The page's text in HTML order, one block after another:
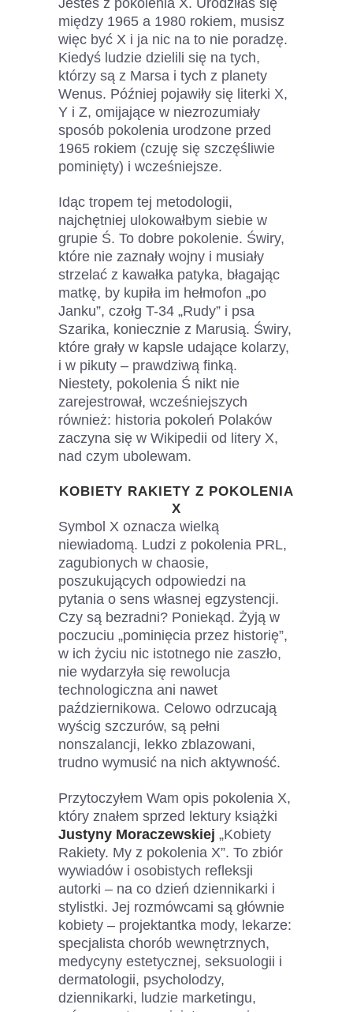
między 1965 a 1980 rokiem, musisz
więc być X i ja nic na to nie poradzę.
Kiedyś ludzie dzielili się na tych,
którzy są z Marsa i tych z planety
Wenus. Później pojawiły się literki X,
Y i Z, omijające w niezrozumiały
sposób pokolenia urodzone przed
1965 rokiem (czuję się szczęśliwie
pominięty) i wcześniejsze.
Idąc tropem tej metodologii,
najchętniej ulokowałbym siebie w
grupie Ś. To dobre pokolenie. Świry,
które nie zaznały wojny i musiały
strzelać z kawałka patyka, błagając
matkę, by kupiła im hełmofon „po
Janku”, czołg T-34 „Rudy” i psa
Szarika, koniecznie z Marusią. Świry,
które grały w kapsle udające kolarzy,
i w pikuty – prawdziwą finką.
Niestety, pokolenia Ś nikt nie
zarejestrował, wcześniejszych
również: historia pokoleń Polaków
zaczyna się w Wikipedii od litery X,
nad czym ubolewam.
KOBIETY RAKIETY Z POKOLENIA
X
Symbol X oznacza wielką
niewiadomą. Ludzi z pokolenia PRL,
zagubionych w chaosie,
poszukujących odpowiedzi na
pytania o sens własnej egzystencji.
Czy są bezradni? Poniekąd. Żyją w
poczuciu „pominięcia przez historię”,
w ich życiu nic istotnego nie zaszło,
nie wydarzyła się rewolucja
technologiczna ani nawet
październikowa. Celowo odrzucają
wyścig szczurów, są pełni
nonszalancji, lekko zblazowani,
trudno wymusić na nich aktywność.
Przytoczyłem Wam opis pokolenia X,
który znałem sprzed lektury książki
Justyny Moraczewskiej „Kobiety
Rakiety. My z pokolenia X”. To zbiór
wywiadów i osobistych refleksji
autorki – na co dzień dziennikarki i
stylistki. Jej rozmówcami są głównie
kobiety – projektantka mody, lekarze:
specjalista chorób wewnętrznych,
medycyny estetycznej, seksuologii i
dermatologii, psycholodzy,
dziennikarki, ludzie marketingu,